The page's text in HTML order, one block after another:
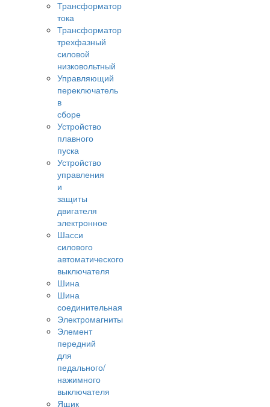
Трансформатор
тока
Трансформатор
трехфазный
силовой
низковольтный
Управляющий
переключатель
в
сборе
Устройство
плавного
пуска
Устройство
управления
и
защиты
двигателя
электронное
Шасси
силового
автоматического
выключателя
Шина
Шина
соединительная
Электромагниты
Элемент
передний
для
педального/
нажимного
выключателя
Ящик